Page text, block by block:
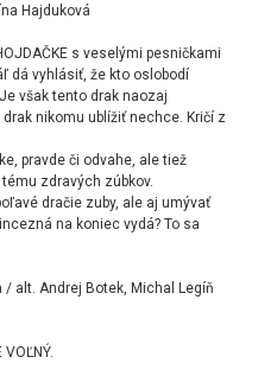
Hajduková
s veselými pesničkami
dá vyhlásiť, že kto oslobodí
však tento drak naozaj
nikomu ublížiť nechce. Kričí z
pravde či odvahe, ale tiež
zdravých zúbkov.
dračie zuby, ale aj umývať
na koniec vydá? To sa
/ alt. Andrej Botek, Michal Legíň
VOĽNÝ.